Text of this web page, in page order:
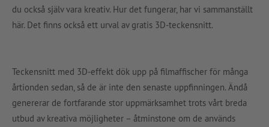
du också själv vara kreativ. Hur det fungerar, har vi sammanställt
här. Det finns också ett urval av gratis 3D-teckensnitt.
Teckensnitt med 3D-effekt dök upp på filmaffischer för många
årtionden sedan, så de är inte den senaste uppfinningen. Ändå
genererar de fortfarande stor uppmärksamhet trots vårt breda
utbud av kreativa möjligheter – åtminstone om de används